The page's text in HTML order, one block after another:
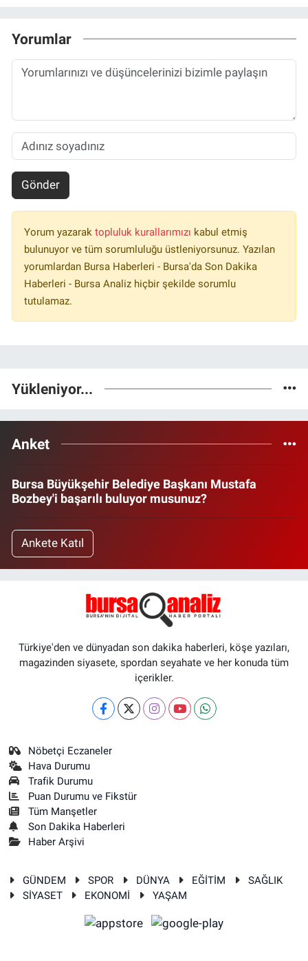
Yorumlar
Gönder
Yorum yazarak topluluk kurallarımızı kabul etmiş
bulunuyor ve tüm sorumluluğu üstleniyorsunuz. Yazılan
yorumlardan Bursa Haberleri - Bursa'da Son Dakika
Haberleri - Bursa Analiz hiçbir şekilde sorumlu
tutulamaz.
Yükleniyor...
Anket
Bursa Büyükşehir Belediye Başkanı Mustafa
Bozbey'i başarılı buluyor musunuz?
Ankete Katıl
Türkiye'den ve dünyadan son dakika haberleri, köşe yazıları,
magazinden siyasete, spordan seyahate ve her konuda tüm
içerikler.
Nöbetçi Eczaneler
Hava Durumu
Trafik Durumu
Puan Durumu ve Fikstür
Tüm Manşetler
Son Dakika Haberleri
Haber Arşivi
GÜNDEM SPOR DÜNYA EĞİTİM
SAĞLIK
SİYASET
EKONOMİ YAŞAM